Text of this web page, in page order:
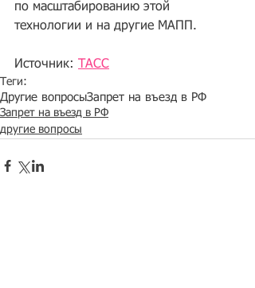
по масштабированию этой
технологии и на другие МАПП.
Источник: ТАСС
Теги:
Другие вопросыЗапрет на въезд в РФ
Запрет на въезд в РФ
другие вопросы